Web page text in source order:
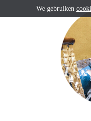
We gebruiken